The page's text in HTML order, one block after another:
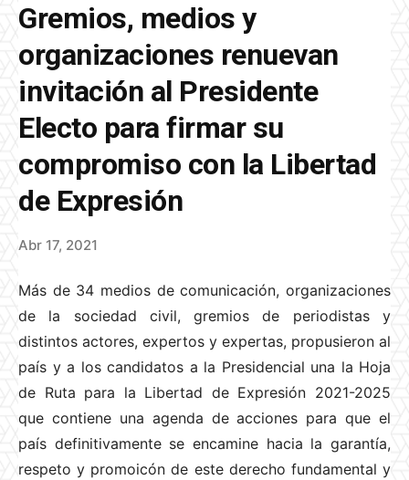
Gremios, medios y
organizaciones renuevan
invitación al Presidente
Electo para firmar su
compromiso con la Libertad
de Expresión
Abr 17, 2021
Más de 34 medios de comunicación, organizaciones
de la sociedad civil, gremios de periodistas y
distintos actores, expertos y expertas, propusieron al
país y a los candidatos a la Presidencial una la Hoja
de Ruta para la Libertad de Expresión 2021-2025
que contiene una agenda de acciones para que el
país definitivamente se encamine hacia la garantía,
respeto y promoicón de este derecho fundamental y